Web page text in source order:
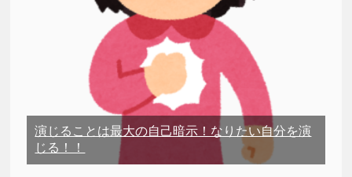
演じることは最大の自己暗示！なりたい自分を演
じる！！